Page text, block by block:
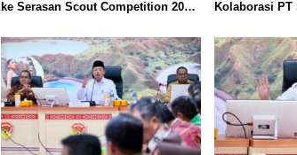
ke Serasan Scout Competition 2026,
Kepemimpinan Siswa
Kolaborasi PT
Tambang